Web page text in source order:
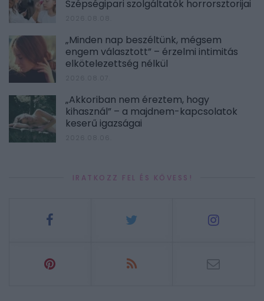
Szépségipari szolgáltatók horrorsztorijai
„Minden nap beszéltünk, mégsem
engem választott” – érzelmi intimitás
elkötelezettség nélkül
2026.08.07.
„Akkoriban nem éreztem, hogy
kihasznál” – a majdnem-kapcsolatok
keserű igazságai
IRATKOZZ FEL ÉS KÖVESS!